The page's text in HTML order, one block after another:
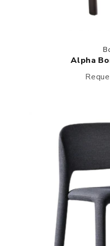
Alpha